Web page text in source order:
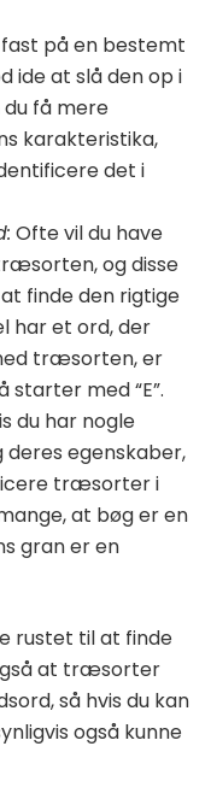
fast på en bestemt
at slå den op i
du få mere
karakteristika,
det i
Ofte vil du have
og disse
finde den rigtige
har et ord, der
træsorten, er
med “E”.
du har nogle
egenskaber,
træsorter i
at bøg er en
gran er en
rustet til at finde
at træsorter
så hvis du kan
også kunne